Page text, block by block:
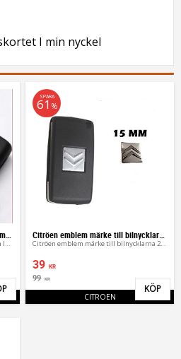
I min nyckel
Peugeot Emblem till Bilnyckel | 15 mm logo (2st)
Lägg till i favoriter
Citröen emblem märke till bilnycklarna 2-pack
39 KR
99 KR
SPARA
61 %
CITROEN
KÖP